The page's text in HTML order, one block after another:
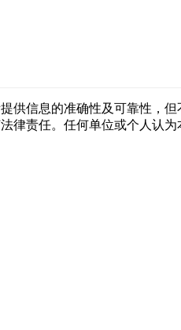
供信息的准确性及可靠性，但
律责任。任何单位或个人认